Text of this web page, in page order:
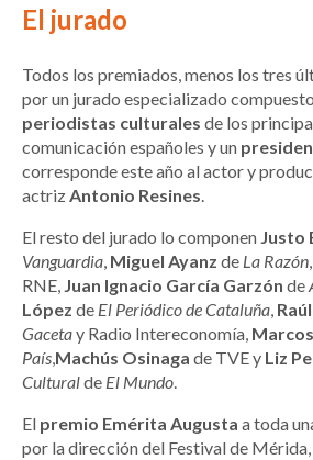
El jurado
Todos los premiados, menos los tres
por un jurado especializado
periodistas culturales de los
comunicación españoles y un
corresponde este año al actor y
actrizAntonio Resines.
El resto del jurado lo componen Justo
Vanguardia, Miguel Ayanz de La Razón,
RNE, Juan Ignacio García Garzón de
López de El Periódico de Cataluña,
Gacetay Radio Intereconomía,
País,Machús Osinaga de TVE y Liz
Culturalde El Mundo.
El premio Emérita Augusta a toda
por la dirección del Festival de